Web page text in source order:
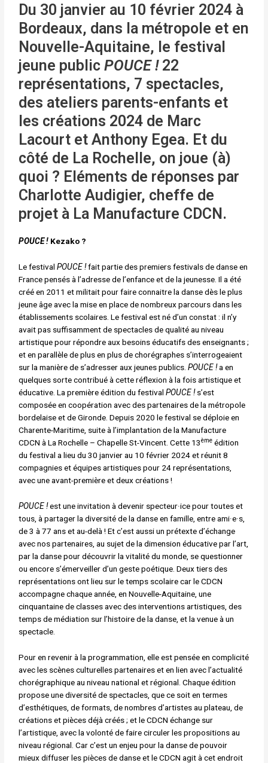
Du 30 janvier au 10 février 2024 à
Bordeaux, dans la métropole et en
Nouvelle-Aquitaine, le festival
jeune publicPOUCE !22
représentations, 7 spectacles,
des ateliers parents-enfants et
les créations 2024 de Marc
Lacourt et Anthony Egea. Et du
côté de La Rochelle, on joue (à)
quoi ? Eléments de réponses par
Charlotte Audigier, cheffe de
projet à La Manufacture CDCN.
POUCE ! Kezako ?
Le festivalPOUCE !fait partie des premiers festivals de danse en
France pensés à l’adresse de l’enfance et de la jeunesse. Il a été
créé en 2011 et militait pour faire connaitre la danse dès le plus
jeune âge avec la mise en place de nombreux parcours dans les
établissements scolaires. Le festival est né d’un constat : il n’y
avait pas suffisamment de spectacles de qualité au niveau
artistique pour répondre aux besoins éducatifs des enseignants ;
et en parallèle de plus en plus de chorégraphes s’interrogeaient
sur la manière de s’adresser aux jeunes publics.POUCE !a en
quelques sorte contribué à cette réflexion à la fois artistique et
éducative. La première édition du festivalPOUCE !s’est
composée en coopération avec des partenaires de la métropole
bordelaise et de Gironde. Depuis 2020 le festival se déploie en
Charente-Maritime, suite à l’implantation de la Manufacture
CDCN à La Rochelle – Chapelle St-Vincent. Cette 13ème édition
du festival a lieu du 30 janvier au 10 février 2024 et réunit 8
compagnies et équipes artistiques pour 24 représentations,
avec une avant-première et deux créations !
POUCE !est une invitation à devenir specteur·ice pour toutes et
tous, à partager la diversité de la danse en famille, entre ami·e·s,
de 3 à 77 ans et au-delà ! Et c’est aussi un prétexte d’échange
avec nos partenaires, au sujet de la dimension éducative par l’art,
par la danse pour découvrir la vitalité du monde, se questionner
ou encore s’émerveiller d’un geste poétique. Deux tiers des
représentations ont lieu sur le temps scolaire car le CDCN
accompagne chaque année, en Nouvelle-Aquitaine, une
cinquantaine de classes avec des interventions artistiques, des
temps de médiation sur l’histoire de la danse, et la venue à un
spectacle.
Pour en revenir à la programmation, elle est pensée en complicité
avec les scènes culturelles partenaires et en lien avec l’actualité
chorégraphique au niveau national et régional. Chaque édition
propose une diversité de spectacles, que ce soit en termes
d’esthétiques, de formats, de nombres d’artistes au plateau, de
créations et pièces déjà créés ; et le CDCN échange sur
l’artistique, avec la volonté de faire circuler les propositions au
niveau régional. Car c’est un enjeu pour la danse de pouvoir
mieux diffuser les pièces de danse et le CDCN agit à cet endroit